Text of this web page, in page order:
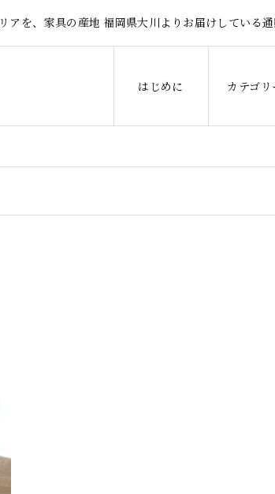
を、家具の産地 福岡県大川よりお届けしている通
はじめに カテゴリ